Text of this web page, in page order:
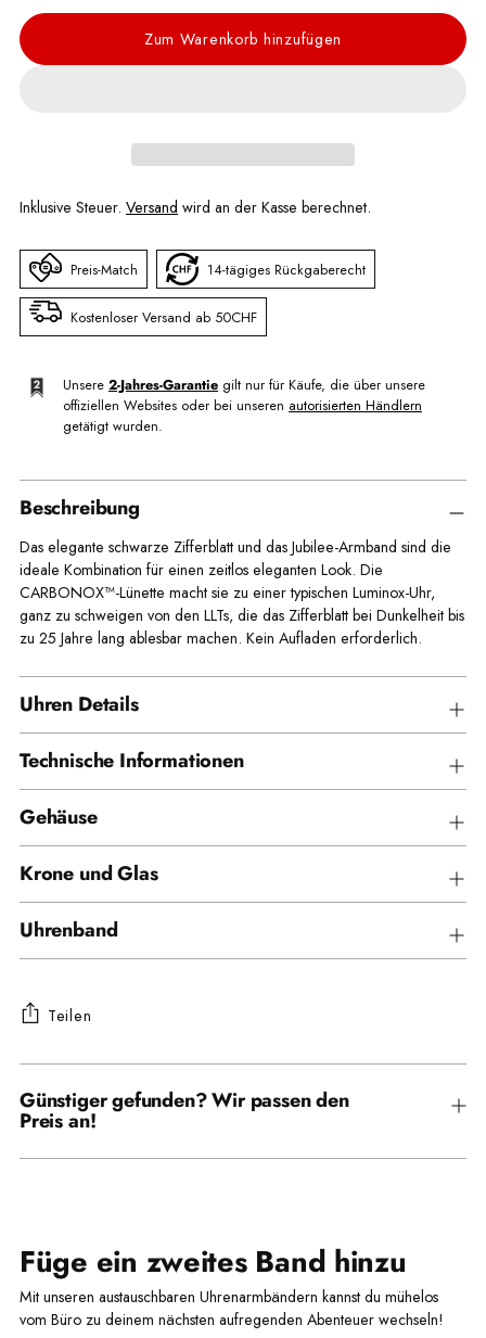
Zum Warenkorb hinzufügen
Inklusive Steuer. Versand wird an der Kasse berechnet.
Preis-Match 14-tägiges Rückgaberecht
Kostenloser Versand ab 50CHF
Unsere 2-Jahres-Garantie gilt nur für Käufe, die über unsere
offiziellen Websites oder bei unseren autorisierten Händlern
getätigt wurden.
Beschreibung
Das elegante schwarze Zifferblatt und das Jubilee-Armband sind die
ideale Kombination für einen zeitlos eleganten Look. Die
CARBONOX™-Lünette macht sie zu einer typischen Luminox-Uhr,
ganz zu schweigen von den LLTs, die das Zifferblatt bei Dunkelheit bis
zu 25 Jahre lang ablesbar machen. Kein Aufladen erforderlich.
Uhren Details
Technische Informationen
Gehäuse
Krone und Glas
Uhrenband
Teilen
in
den
legen
Günstiger gefunden? Wir passen den
Preis an!
Füge ein zweites Band hinzu
Mit unseren austauschbaren Uhrenarmbändern kannst du mühelos
vom Büro zu deinem nächsten aufregenden Abenteuer wechseln!